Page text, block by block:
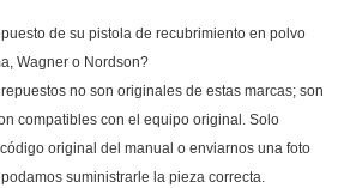
de su pistola de recubrimiento en polvo
Wagner o Nordson?
no son originales de estas marcas; son
compatibles con el equipo original. Solo
original del manual o enviarnos una foto
suministrarle la pieza correcta.